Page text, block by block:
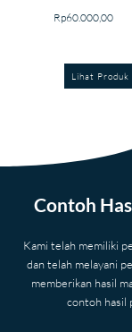
Rp60.000,00Price
Lihat Produk
Contoh
Kami telah memiliki
dan telah melayani
memberikan hasil
contoh hasil